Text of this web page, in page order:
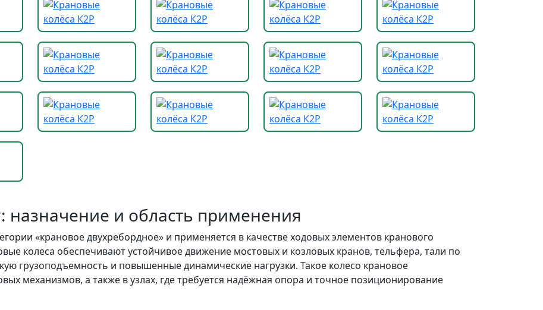
назначение и область применения
«крановое двухребордное» и применяется в качестве ходовых элементов кранового
колеса обеспечивают устойчивое движение мостовых и козловых кранов, тельфера, тали по
грузоподъемность и повышенные динамические нагрузки. Такое колесо крановое
механизмов, а также в узлах, где требуется надёжная опора и точное позиционирование